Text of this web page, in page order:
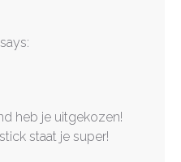
says:
heb je uitgekozen!
staat je super!